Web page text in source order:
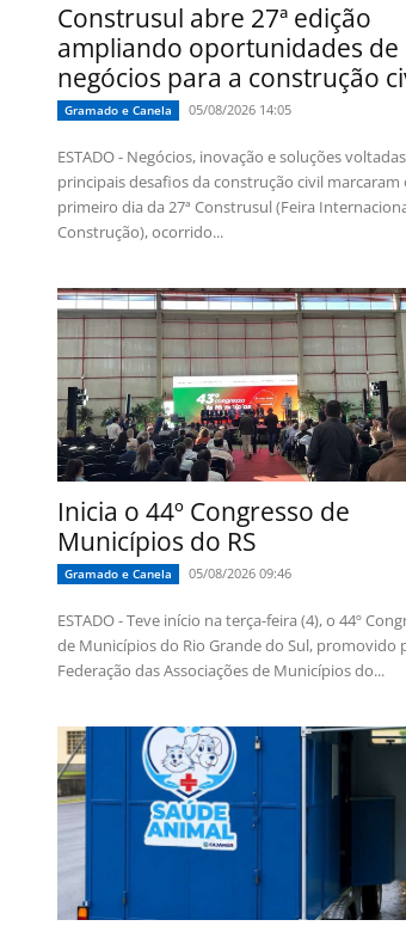
Construsul abre 27ª edição
ampliando oportunidades de
negócios para a construção
Gramado e Canela 05/08/2026 14:05
ESTADO - Negócios, inovação e soluções
principais desafios da construção civil marcaram
primeiro dia da 27ª Construsul (Feira
Construção), ocorrido...
Inicia o 44º Congresso de
Municípios do RS
Gramado e Canela 05/08/2026 09:46
ESTADO - Teve início na terça-feira (4), o 44º
de Municípios do Rio Grande do Sul, promovido
Federação das Associações de Municípios do...